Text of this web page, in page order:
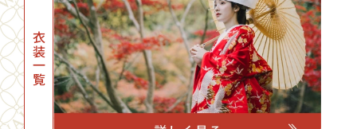
衣装一覧